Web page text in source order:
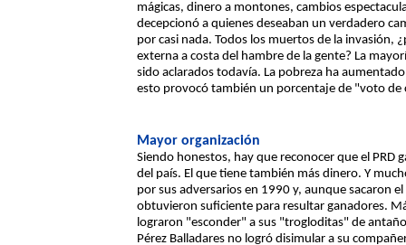
mágicas, dinero a montones, cambios
decepcionó a quienes deseaban un verdadero
por casi nada. Todos los muertos de la invasión,
externa a costa del hambre de la gente? La
sido aclarados todavía. La pobreza ha
esto provocó también un porcentaje de "voto de
Mayor organización
Siendo honestos, hay que reconocer que el
del país. El que tiene también más dinero. Y
por sus adversarios en 1990 y, aunque sacaron
obtuvieron suficiente para resultar ganadores.
lograron "esconder" a sus "trogloditas" de
Pérez Balladares no logró disimular a su